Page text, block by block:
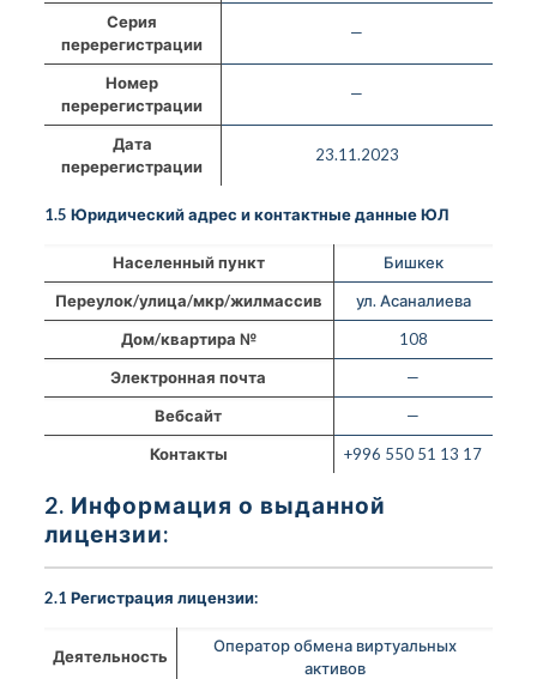
Серия
перерегистрации
—
Номер
перерегистрации
—
Дата
перерегистрации
23.11.2023
1.5 Юридический адрес и контактные данные ЮЛ
Населенный пункт
Бишкек
Переулок/улица/мкр/жилмассив
ул. Асаналиева
Дом/квартира №
108
Электронная почта
—
Вебсайт
—
Контакты
+996 550 51 13 17
2. Информация о выданной
лицензии:
2.1 Регистрация лицензии:
Деятельность
Оператор обмена виртуальных
активов